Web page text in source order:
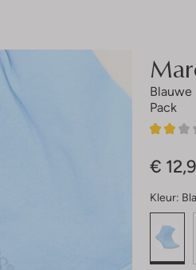
Blauwe
Pack
1
2
€
Kleur: